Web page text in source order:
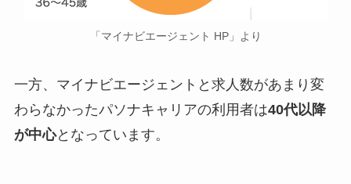
「マイナビエージェント HP」より
一方、マイナビエージェントと求人数があまり変
わらなかったパソナキャリアの利用者は40代以降
が中心となっています。